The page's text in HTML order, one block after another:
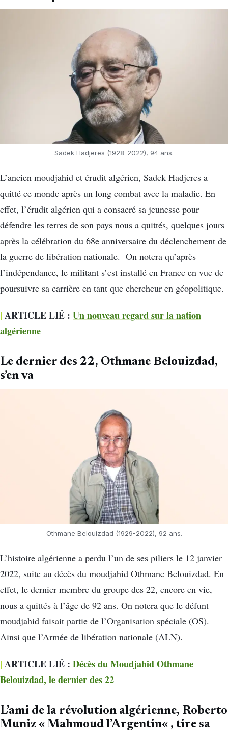
Sadek Hadjeres (1928-2022), 94 ans.
L’ancien moudjahid et érudit algérien, Sadek Hadjeres a
quitté ce monde après un long combat avec la maladie. En
effet, l’érudit algérien qui a consacré sa jeunesse pour
défendre les terres de son pays nous a quittés, quelques jours
après la célébration du 68e anniversaire du déclenchement de
la guerre de libération nationale. On notera qu’après
l’indépendance, le militant s’est installé en France en vue de
poursuivre sa carrière en tant que chercheur en géopolitique.
| ARTICLE LIÉ : Un nouveau regard sur la nation
algérienne
Le dernier des 22, Othmane Belouizdad,
s’en va
Othmane Belouizdad (1929-2022), 92 ans.
L’histoire algérienne a perdu l’un de ses piliers le 12 janvier
2022, suite au décès du moudjahid Othmane Belouizdad. En
effet, le dernier membre du groupe des 22, encore en vie,
nous a quittés à l’âge de 92 ans. On notera que le défunt
moudjahid faisait partie de l’Organisation spéciale (OS).
Ainsi que l’Armée de libération nationale (ALN).
| ARTICLE LIÉ : Décès du Moudjahid Othmane
Belouizdad, le dernier des 22
L’ami de la révolution algérienne, Roberto
Muniz « Mahmoud l’Argentin« , tire sa